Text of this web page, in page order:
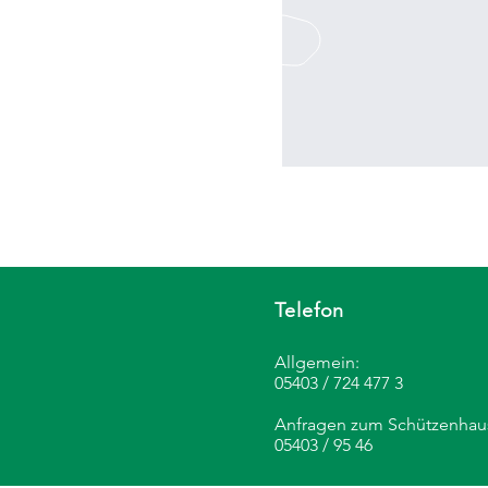
Telefon
Allgemein:
05403 / 724 477 3
Anfragen zum
05403 / 95 46